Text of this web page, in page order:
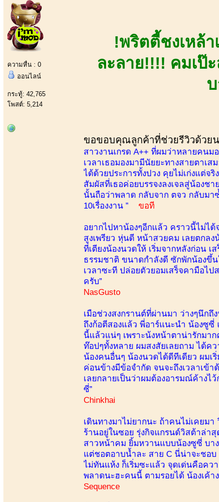
ความหื่น : 0
ออนไลน์
กระทู้: 42,765
โพสต์: 5,214
!พริตตี้ชงเหล้
ละลาย!!!! คมเป๊
ขอขอบคุณลูกค้าที่ช่วยรีวิวด้วย
สาวงานเกรด A++ ที่ผมว่าหลายคน
เวลาเธอมองมามีนัยยะทางสายตาเ
ได้ด้วยประการทั้งปวง คุยไม่เก่งแต่จ
สัมผัสที่เธอค่อยบรรจงลงเจลสู่น้องช
นั้นถือว่าพลาด กลับจาก ตจว กลับมา
10เรื่องงาน ”
ขอที
อยากไปหาน้องๆอีกแล้ว คราวนี้ไม่ไ
สูงเพรียว หุ่นดี หน้าสวยคม เลยตกล
ที่เตียงน้องนวดให้ เริ่มจากหลังก่อน
ธรรมชาติ ขนาดกำลังดี ซักพักน้องขึ้น
เวลาซะที ปล่อยตัวยอมเสร็จคามือไ
ครับ”
NasGusto
เมือช่วงสงกรานต์ที่ผ่านมา ว่างๆนึก
ถึงก้อตีสองแล้ว พี่อาร์แนะนำ น้องซูซี่
นี้แล้วแน่ๆ เพราะน้งหน้าตาน่ารักมา
ท๊อปๆทั้งหลาย ผมสงสัยเลยถาม ได้ค
น้องคนอื่นๆ น้องนวดได้ดีทีเดียว ผมเ
ค่อนข้างมีข้อจำกัด จนจะถึงเวลาเข้า
เลยกลายเป็นว่าผมต้องอารมณ์ค้างไ
ซี่”
Chinkhai
เดินทางมาไม่ยากนะ ถ้าคนไม่เคยมา
ร้านอยู่ในซอย รุ่งกิจแกรนด์วิสต้าล่าสุ
สาวหน้าคม ยิ้มหวานแบบน้องซูซี่ บา
แต่ชอตอาบน้ำละ สาย C นี่น่าจะชอบ
ไม่ทันแห้ง ก็เริ่มซะแล้ว จุดเด่นคือคว
พลาดนะฮะคนนี้ ตามรอยได้ น้องเค้า
Sequence